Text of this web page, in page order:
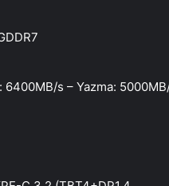
6400MB/s – Yazma: